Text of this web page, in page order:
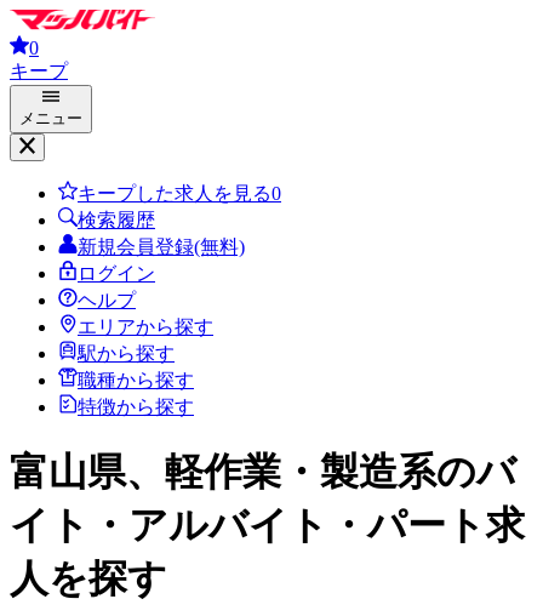
0
キープ
メニュー
キープした求人を見る0
検索履歴
新規会員登録(無料)
ログイン
ヘルプ
エリアから探す
駅から探す
職種から探す
特徴から探す
富山県、軽作業・製造系のバ
イト・アルバイト・パート求
人を探す